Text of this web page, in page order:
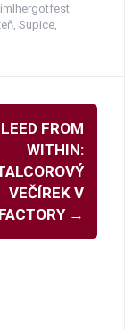
Supice
FROM
WITHIN:
VEČÍREK V
→